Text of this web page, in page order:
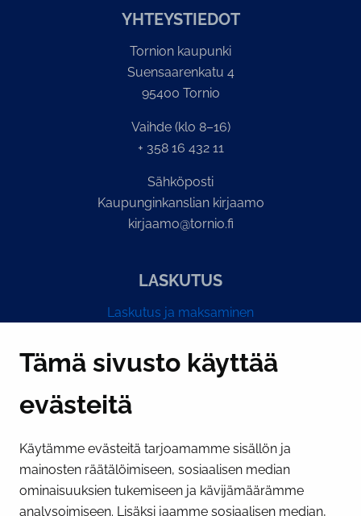
Tämä sivusto käyttää
evästeitä
Käytämme evästeitä tarjoamamme sisällön ja
mainosten räätälöimiseen, sosiaalisen median
ominaisuuksien tukemiseen ja kävijämäärämme
analysoimiseen. Lisäksi jaamme sosiaalisen median,
YH­TEYS­TIE­DOT
Tornion kaupunki
Suensaarenkatu 4
95400 Tornio
Vaihde (klo 8–16)
+ 358 16 432 11
Sähköposti
Kaupunginkanslian kirjaamo
kirjaamo@tornio.fi
LASKUTUS
Laskutus ja maksaminen
PI­KA­LINK­KE­JÄ
Näytä evästeasetukseni
SOSIAALINEN MEDIA